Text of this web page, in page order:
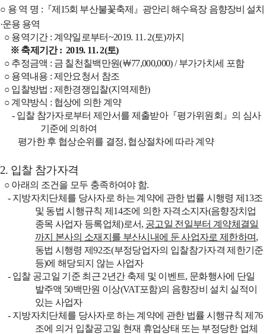
○ 용 역 명 : 『제 15회 부산불꽃축제 』 광안리 해수욕장 음향장비 설치
·운용 용역
○ 용역기간 : 계약일로부터~2019. 11. 2(토)까지
※ 축제기간: 2019. 11. 2(토)
○ 추정금액 : 금 칠천칠백만원(￦77,000,000) /부가가치세 포함
○ 용역내용 : 제안요청서 참조
○ 입찰방법 : 제한경쟁입찰(지역제한)
○ 계약방식 : 협상에 의한 계약
- 입찰 참가자로부터 제안서를 제출받아『평가위원회 』 의 심사
기준에 의하여
평가한 후 협상순위를 결정, 협상절차에 따라 계약
2. 입찰참가자격
○ 아래의 조건을 모두 충족하여야 함.
- 지방자치단체를 당사자로 하는 계약에 관한 법률 시행령 제 13조
및 동법 시행규칙 제 14조에 의한 자격소지자(음향장치업
종목 사업자 등록업체)로서, 공고일 전일부터 계약체결일
까지 본사의 소재지를 부산시내에 둔 사업자로 제한하며,
동법 시행령 제92조(부정당업자의 입찰참가자격 제한기준
등)에 해당되지 않는 사업자
- 입찰 공고일 기준 최근 2년간 축제 및 이벤트, 문화행사에 단일
발주액 50백만원 이상(VAT포함)의 음향장비 설치 실적이
있는 사업자
- 지방자치단체를 당사자로 하는 계약에 관한 법률 시행규칙 제 76
조에 의거 입찰공고일 현재 휴업상태 또는 부정당한 업체